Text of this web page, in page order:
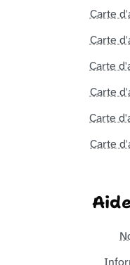
Carte
Carte
Carte
Carte
Carte
Carte